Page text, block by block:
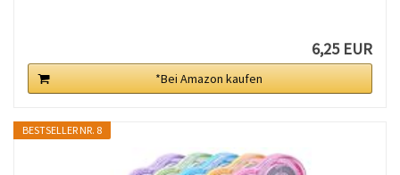
6,25 EUR
*Bei Amazon kaufen
BESTSELLER NR. 8